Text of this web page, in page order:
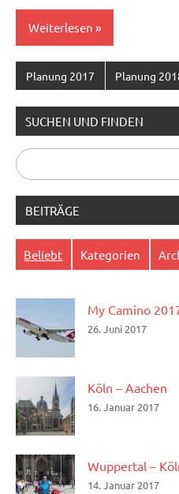
Weiterlesen
Planung 2017 Planung
SUCHEN UND FINDEN
Suchen
nach:
BEITRÄGE
Beliebt Kategorien
My Camino
26. Juni 2017
Köln – Aachen
16. Januar 2017
Wuppertal –
14. Januar 2017